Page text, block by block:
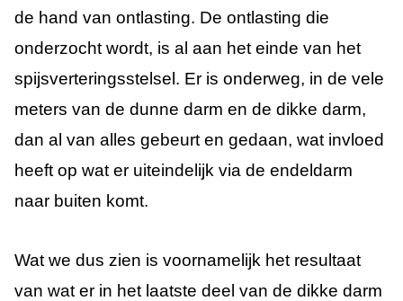
de hand van ontlasting. De ontlasting die
onderzocht wordt, is al aan het einde van het
spijsverteringsstelsel. Er is onderweg, in de vele
meters van de dunne darm en de dikke darm,
dan al van alles gebeurt en gedaan, wat invloed
heeft op wat er uiteindelijk via de endeldarm
naar buiten komt.
Wat we dus zien is voornamelijk het resultaat
van wat er in het laatste deel van de dikke darm